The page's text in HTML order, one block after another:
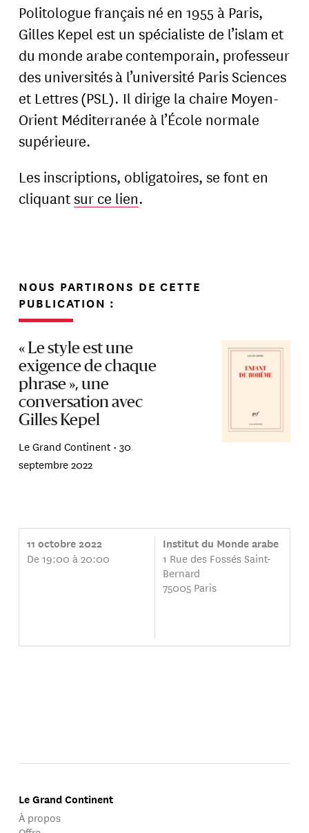
Politologue français né en 1955 à Paris,
Gilles Kepel est un spécialiste de l’islam et
du monde arabe contemporain, professeur
des universités à l’université Paris Sciences
et Lettres (PSL). Il dirige la chaire Moyen-
Orient Méditerranée à l’École normale
supérieure.
Les inscriptions, obligatoires, se font en
cliquantsur ce lien.
NOUS PARTIRONS DE CETTE
PUBLICATION :
« Le style est une
exigence de chaque
phrase », une
conversation avec
Gilles Kepel
Le Grand Continent •30
septembre 2022
11 octobre 2022
De 19:00 à 20:00
Institut du Monde arabe
1 Rue des Fossés Saint-
Bernard
75005 Paris
Le Grand Continent
À propos